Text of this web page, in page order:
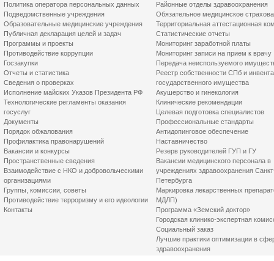
Политика оператора персональных данных
Подведомственные учреждения
Образовательные медицинские учреждения
Публичная декларация целей и задач
Программы и проекты
Противодействие коррупции
Госзакупки
Отчеты и статистика
Сведения о проверках
Исполнение майских Указов Президента РФ
Технологические регламенты оказания
госуслуг
Документы
Порядок обжалования
Профилактика правонарушений
Вакансии и конкурсы
Пространственные сведения
Взаимодействие с НКО и добровольческими
организациями
Группы, комиссии, советы
Противодействие терроризму и его идеологии
Контакты
Районные отделы здравоохранения
Обязательное медицинское
Территориальная аттестационная
Статистические отчеты
Мониторинг заработной платы
Мониторинг записи на прием к врачу
Передача неиспользуемого
Реестр собственности СПб и
государственного имущества
Акушерство и гинекология
Клинические рекомендации
Целевая подготовка специалистов
Профессиональные стандарты
Антидопинговое обеспечение
Наставничество
Резерв руководителей ГУП и ГУ
Вакансии медицинского персонала в
учреждениях здравоохранения
Петербурга
Маркировка лекарственных
МДЛП)
Программа «Земский доктор»
Городская клинико-экспертная
Социальный заказ
Лучшие практики оптимизации в
здравоохранения